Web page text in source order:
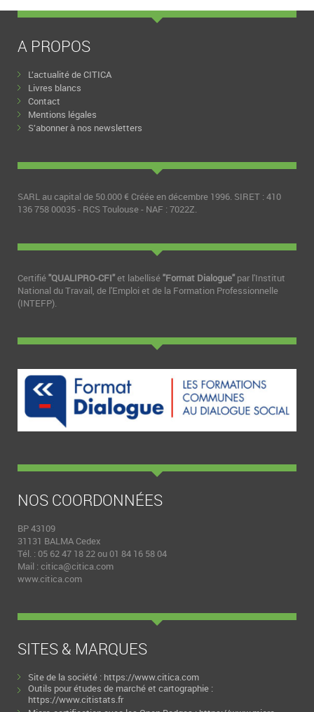
A PROPOS
L’actualité de CITICA
Livres blancs
Contact
Mentions légales
S’abonner à nos newsletters
SARL au capital de 50.000 € Créée en décembre 1996. SIRET : 410
136 758 00035 - RCS Toulouse - NAF : 7022Z.
Certifié"QUALIPRO-CFI"et labellisé"Format Dialogue" par l'Institut
National du Travail, de l'Emploi et de la Formation Professionnelle
(INTEFP).
NOS COORDONNÉES
BP 43109
31131 BALMA Cedex
Tél. : 05 62 47 18 22 ou 01 84 16 58 04
Mail : citica@citica.com
www.citica.com
SITES & MARQUES
Site de la société : https://www.citica.com
Outils pour études de marché et cartographie :
https://www.citistats.fr